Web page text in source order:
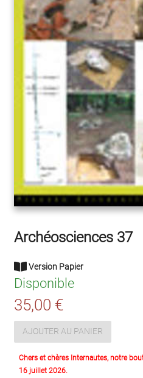
Archéosciences 37
Version Papier
Disponible
35,00 €
AJOUTER AU PANIER
Chers et chères Internautes, notre
16 juillet 2026.